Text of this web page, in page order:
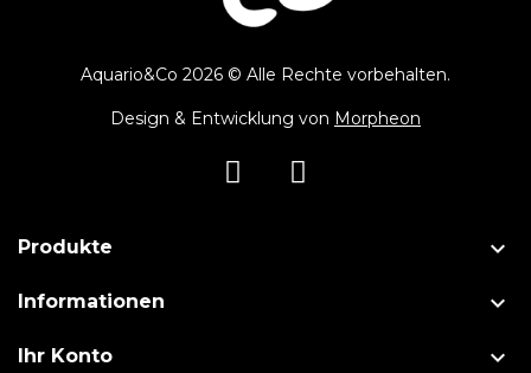
Aquario&Co 2026 © Alle Rechte vorbehalten.
Design & Entwicklung von Morpheon
Produkte 
Informationen 
Ihr Konto 